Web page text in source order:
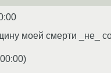
моей смерти _не_
)